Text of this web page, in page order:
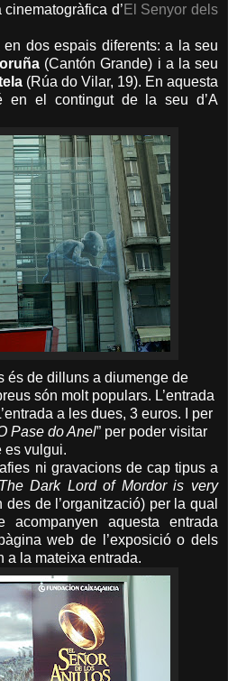
d’ El Senyor dels
en dos espais diferents: a la seu
(Cantón Grande) i a la seu
(Rúa do Vilar, 19). En aquesta
en el contingut de la seu d’A
és de dilluns a diumenge de
són molt populars. L’entrada
a les dues, 3 euros. I per
Pase do Anel” per poder visitar
es vulgui.
ni gravacions de cap tipus a
Dark Lord of Mordor is very
des de l’organització) per la qual
acompanyen aquesta entrada
web de l’exposició o dels
a la mateixa entrada.